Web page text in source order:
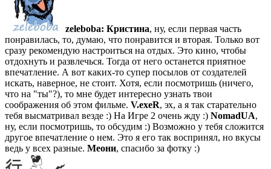
zeleboba: Кристина, ну, если первая часть
понравилась, то, думаю, что понравится и вторая. Только вот
сразу рекомендую настроиться на отдых. Это кино, чтобы
отдохнуть и развлечься. Тогда от него останется приятное
впечатление. А вот каких-то супер посылов от создателей
искать, наверное, не стоит. Хотя, если посмотришь (ничего,
что на "ты"?), то мне будет интересно узнать твои
соображения об этом фильме. V.exeR, эх, а я так старательно
тебя высматривал везде :) На Игре 2 очень жду :) NomadUA,
ну, если посмотришь, то обсудим :) Возможно у тебя сложится
другое впечатление о нем. Это я его так воспринял, но вкусы
ведь у всех разные. Меони, спасибо за фотку :)